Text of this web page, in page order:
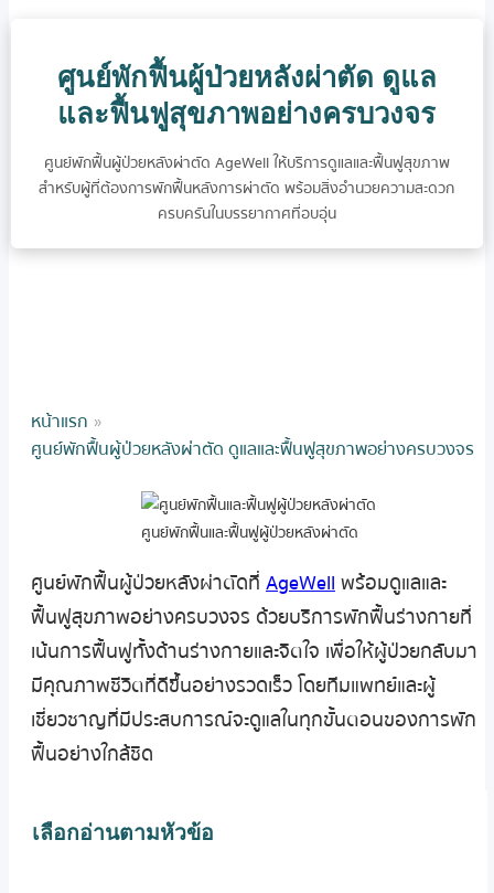
ศูนย์พักฟื้นผู้ป่วยหลังผ่าตัด ดูแล
และฟื้นฟูสุขภาพอย่างครบวงจร
ศูนย์พักฟื้นผู้ป่วยหลังผ่าตัด AgeWell ให้บริการดูแลและฟื้นฟูสุขภาพ
สำหรับผู้ที่ต้องการพักฟื้นหลังการผ่าตัด พร้อมสิ่งอำนวยความสะดวก
ครบครันในบรรยากาศที่อบอุ่น
หน้าแรก »
ศูนย์พักฟื้นผู้ป่วยหลังผ่าตัด ดูแลและฟื้นฟูสุขภาพอย่างครบวงจร
ศูนย์พักฟื้นและฟื้นฟูผู้ป่วยหลังผ่าตัด
ศูนย์พักฟื้นผู้ป่วยหลังผ่าตัดที่ AgeWellพร้อมดูแลและ
ฟื้นฟูสุขภาพอย่างครบวงจร ด้วยบริการพักฟื้นร่างกายที่
เน้นการฟื้นฟูทั้งด้านร่างกายและจิตใจ เพื่อให้ผู้ป่วยกลับมา
มีคุณภาพชีวิตที่ดีขึ้นอย่างรวดเร็ว โดยทีมแพทย์และผู้
เชี่ยวชาญที่มีประสบการณ์จะดูแลในทุกขั้นตอนของการพัก
ฟื้นอย่างใกล้ชิด
เลือกอ่านตามหัวข้อ